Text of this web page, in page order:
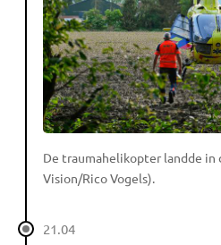
De traumahelikopter landde in
Vision/Rico Vogels).
21.04